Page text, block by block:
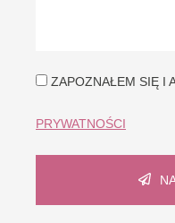
ZAPOZNAŁEM SIĘ I
PRYWATNOŚCI